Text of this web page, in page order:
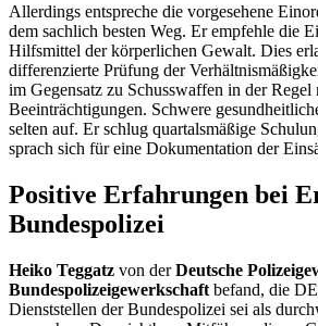
Allerdings entspreche die vorgesehene
dem sachlich besten Weg. Er empfehle die
Hilfsmittel der körperlichen Gewalt. Dies
differenzierte Prüfung der
im Gegensatz zu Schusswaffen in der
Beeinträchtigungen. Schwere
selten auf. Er schlug quartalsmäßige
sprach sich für eine Dokumentation der
Positive Erfahrungen bei
Bundespolizei
Heiko Teggatz von derDeutsche
Bundespolizeigewerkschaft befand, die
Dienststellen der Bundespolizei sei als